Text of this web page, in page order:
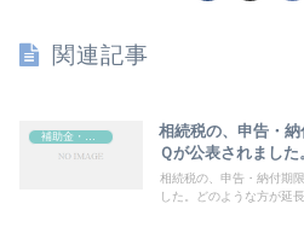
関連記事
補助金・助成金
相続税の、申告・
Ｑが公表されました
相続税の、申告・納付期
した。どのような方が延